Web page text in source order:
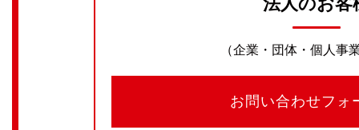
（企業・団体・個人事
お問い合わせフ